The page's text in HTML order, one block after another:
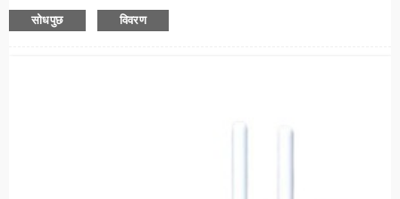
४ मेगापिक्सेल = २ मेगापिक्सेल लेन्स + २ मेगापिक्सेल लेन्स;
- H.265 भिडियो ढाँचा, तपाईंलाई सहज भिडियोहरू हेर्न अनुमति दिँदै;
सोधपुछ विवरण